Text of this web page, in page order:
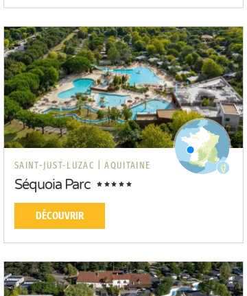
SAINT-JUST-LUZAC | AQUITAINE
Séquoia Parc
DÉCOUVRIR